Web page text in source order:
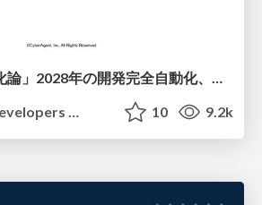
「エンジニア進化論」2028年の開発完全自動化、エンジニアはどう進化するか
10 9.2k